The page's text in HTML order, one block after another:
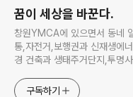
꿈이 세상을 바꾼다.
창원YMCA에 있으면서 동네
통,자전거,보행권과 신재생에
경 건축과 생태주거단지,투명
구독하기